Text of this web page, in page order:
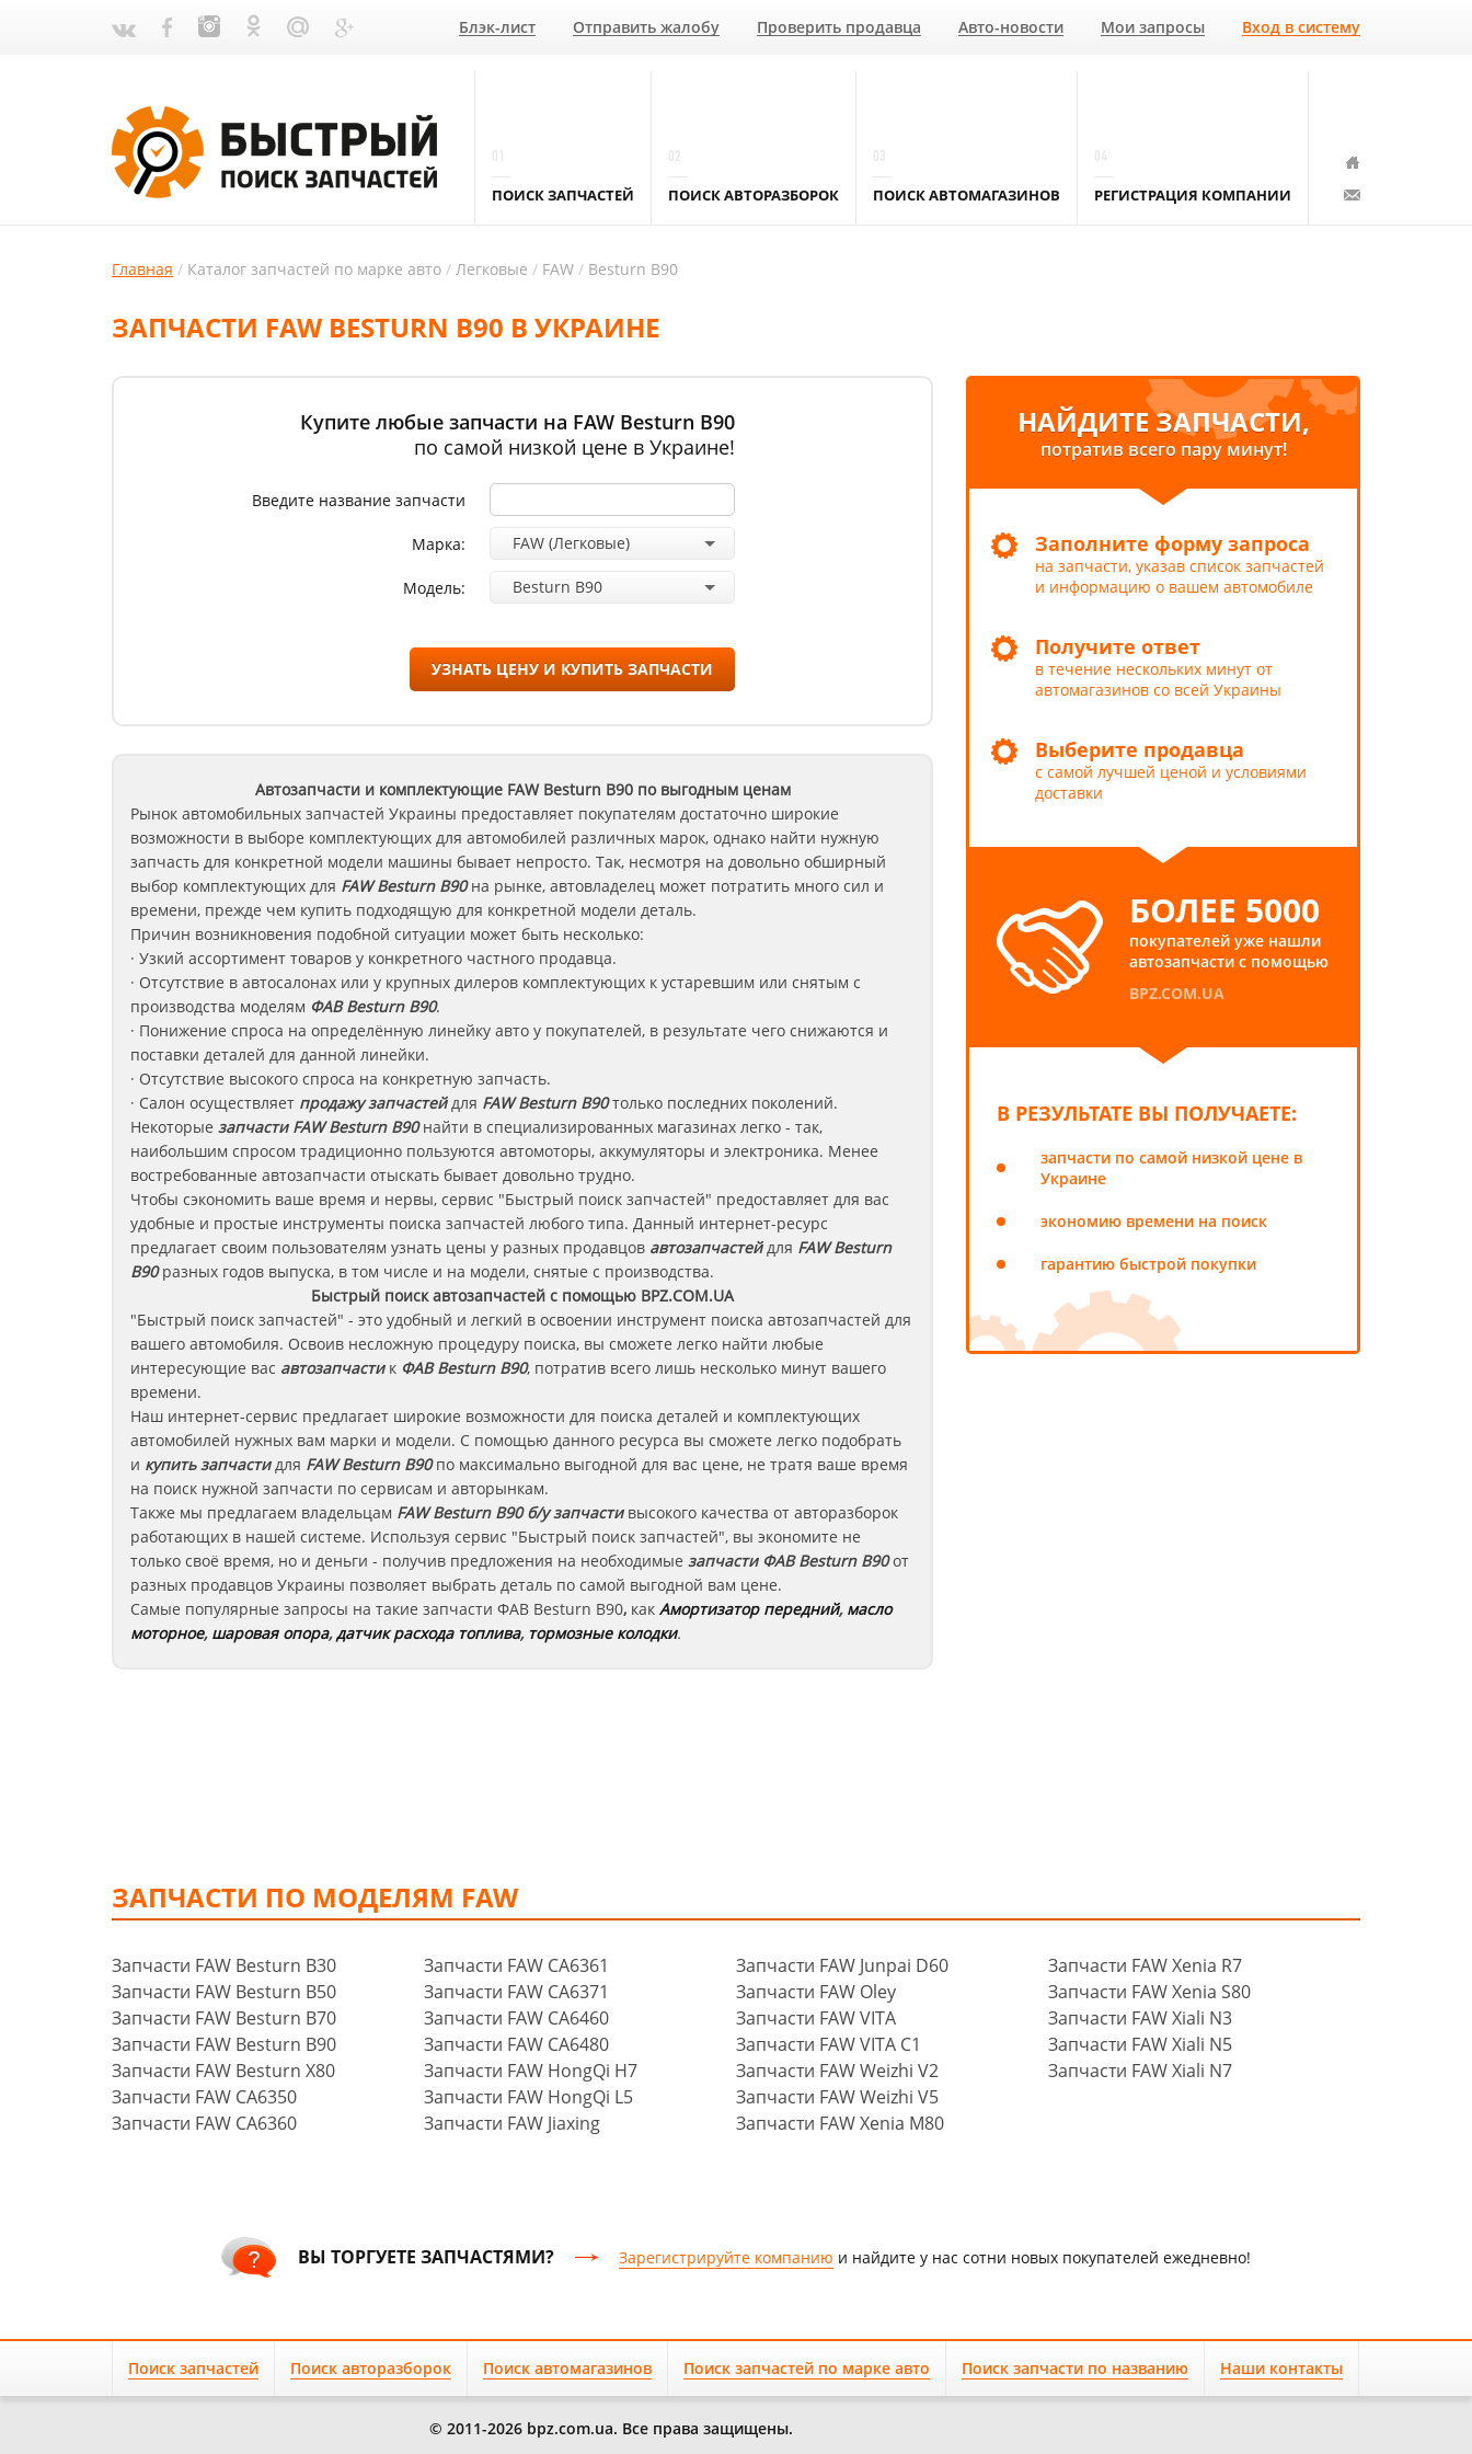
Блэк-лист Отправить жалобу Проверить продавца Авто-новости Мои запросы Вход в систему
ПОИСК ЗАПЧАСТЕЙ ПОИСК АВТОРАЗБОРОК ПОИСК АВТОМАГАЗИНОВ РЕГИСТРАЦИЯ КОМПАНИИ
Главная Каталог запчастей по марке авто Легковые FAW Besturn B90
ЗАПЧАСТИ FAW BESTURN B90 В УКРАИНЕ
Купите любые запчасти на FAW Besturn B90
по самой низкой цене в Украине!
Введите название запчасти
Марка: FAW (Легковые)
Модель: Besturn B90
УЗНАТЬ ЦЕНУ И КУПИТЬ ЗАПЧАСТИ
Автозапчасти и комплектующие FAWBesturn B90по выгодным ценам
Рынок автомобильных запчастей Украины предоставляет покупателям достаточно широкие
возможности в выборе комплектующих для автомобилей различных марок, однако найти нужную
запчасть для конкретной модели машины бывает непросто. Так, несмотря на довольно обширный
выбор комплектующих для FAW Besturn B90на рынке, автовладелец может потратить много сил и
времени, прежде чем купить подходящую для конкретной модели деталь.
Причин возникновения подобной ситуации может быть несколько:
· Узкий ассортимент товаров у конкретного частного продавца.
· Отсутствие в автосалонах или у крупных дилеров комплектующих к устаревшим или снятым с
производства моделям ФАВBesturn B90.
· Понижение спроса на определённую линейку авто у покупателей, в результате чего снижаются и
поставки деталей для данной линейки.
· Отсутствие высокого спроса на конкретную запчасть.
· Салон осуществляет продажу запчастейдля FAW Besturn B90только последних поколений.
Некоторые запчасти FAW Besturn B90найти в специализированных магазинах легко - так,
наибольшим спросом традиционно пользуются автомоторы, аккумуляторы и электроника. Менее
востребованные автозапчасти отыскать бывает довольно трудно.
Чтобы сэкономить ваше время и нервы, сервис "Быстрый поиск запчастей" предоставляет для вас
удобные и простые инструменты поиска запчастей любого типа. Данный интернет-ресурс
предлагает своим пользователям узнать цены у разных продавцов автозапчастейдля FAW Besturn
B90разных годов выпуска, в том числе и на модели, снятые с производства.
Быстрый поиск автозапчастей с помощью BPZ.COM.UA
"Быстрый поиск запчастей" - это удобный и легкий в освоении инструмент поиска автозапчастей для
вашего автомобиля. Освоив несложную процедуру поиска, вы сможете легко найти любые
интересующие вас автозапчастик ФАВ Besturn B90, потратив всего лишь несколько минут вашего
времени.
Наш интернет-сервис предлагает широкие возможности для поиска деталей и комплектующих
автомобилей нужных вам марки и модели. С помощью данного ресурса вы сможете легко подобрать
и купить запчастидля FAW Besturn B90по максимально выгодной для вас цене, не тратя ваше время
на поиск нужной запчасти по сервисам и авторынкам.
Также мы предлагаем владельцам FAW Besturn B90б/у запчастивысокого качества от авторазборок
работающих в нашей системе. Используя сервис "Быстрый поиск запчастей", вы экономите не
только своё время, но и деньги - получив предложения на необходимые запчастиФАВ Besturn B90от
разных продавцов Украины позволяет выбрать деталь по самой выгодной вам цене.
Самые популярные запросы на такие запчасти ФАВ Besturn B90, как Амортизатор передний, масло
моторное, шаровая опора,датчик расхода топлива, тормозные колодки.
НАЙДИТЕ ЗАПЧАСТИ,
потратив всего пару минут!
Заполните форму запроса
на запчасти, указав список запчастей
и информацию о вашем автомобиле
Получите ответ
в течение нескольких минут от
автомагазинов со всей Украины
Выберите продавца
с самой лучшей ценой и условиями
доставки
БОЛЕЕ 5000
покупателей уже нашли
автозапчасти с помощью
BPZ.COM.UA
В РЕЗУЛЬТАТЕ ВЫ ПОЛУЧАЕТЕ:
запчасти по самой низкой цене в
Украине
экономию времени на поиск
гарантию быстрой покупки
ЗАПЧАСТИ ПО МОДЕЛЯМ FAW
Запчасти FAW Besturn B30
Запчасти FAW Besturn B50
Запчасти FAW Besturn B70
Запчасти FAW Besturn B90
Запчасти FAW Besturn X80
Запчасти FAW CA6350
Запчасти FAW CA6360
Запчасти FAW CA6361
Запчасти FAW CA6371
Запчасти FAW CA6460
Запчасти FAW CA6480
Запчасти FAW HongQi H7
Запчасти FAW HongQi L5
Запчасти FAW Jiaxing
Запчасти FAW Junpai D60
Запчасти FAW Oley
Запчасти FAW VITA
Запчасти FAW VITA C1
Запчасти FAW Weizhi V2
Запчасти FAW Weizhi V5
Запчасти FAW Xenia M80
Запчасти FAW Xenia R7
Запчасти FAW Xenia S80
Запчасти FAW Xiali N3
Запчасти FAW Xiali N5
Запчасти FAW Xiali N7
ВЫ ТОРГУЕТЕ ЗАПЧАСТЯМИ? Зарегистрируйте компанию и найдите у нас сотни новых покупателей ежедневно!
Поиск запчастей Поиск авторазборок Поиск автомагазинов Поиск запчастей по марке авто Поиск запчасти по названию Наши контакты
© 2011-2026 bpz.com.ua. Все права защищены.